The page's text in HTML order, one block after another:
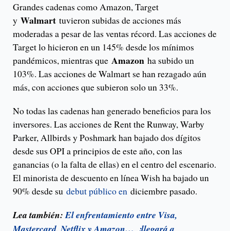
Grandes cadenas como Amazon, Target
y Walmart tuvieron subidas de acciones más
moderadas a pesar de las ventas récord. Las acciones de
Target lo hicieron en un 145% desde los mínimos
pandémicos, mientras que Amazon ha subido un
103%. Las acciones de Walmart se han rezagado aún
más, con acciones que subieron solo un 33%.
No todas las cadenas han generado beneficios para los
inversores. Las acciones de Rent the Runway, Warby
Parker, Allbirds y Poshmark han bajado dos dígitos
desde sus OPI a principios de este año, con las
ganancias (o la falta de ellas) en el centro del escenario.
El minorista de descuento en línea Wish ha bajado un
90% desde su debut público en diciembre pasado.
Lea también:El enfrentamiento entre Visa,